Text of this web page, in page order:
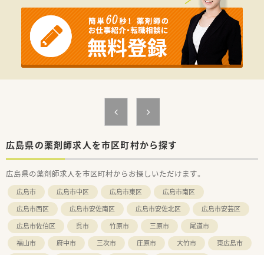
一貫して持ち続けることが厚い信頼につながると考えていま
す。
■常に真心と礼儀を忘れず高い向上心とチャレンジ精神をもっ
て、医療の未来を切り拓き社会に貢献できる企業です。
■医療行政が取り組む「地域包括ケアシステム」などの医療制度
が大きく変化する中で、
お客様に寄り添ったソリューションを提供し続けています。
万全の管理体制のもと医療の最前線を捉えた事業を展開してい
・・・こんな方を求めています・・・
■医療機器営業の経験をお持ちの方
広島県の薬剤師求人を市区町村から探す
広島県の薬剤師求人を市区町村からお探しいただけます。
広島市 広島市中区 広島市東区
広島市南区
広島市西区
広島市安佐南区 広島市安佐北区
広島市安芸区
広島市佐伯区
呉市 竹原市 三原市
尾道市
福山市
府中市 三次市 庄原市 大竹市
東広島市